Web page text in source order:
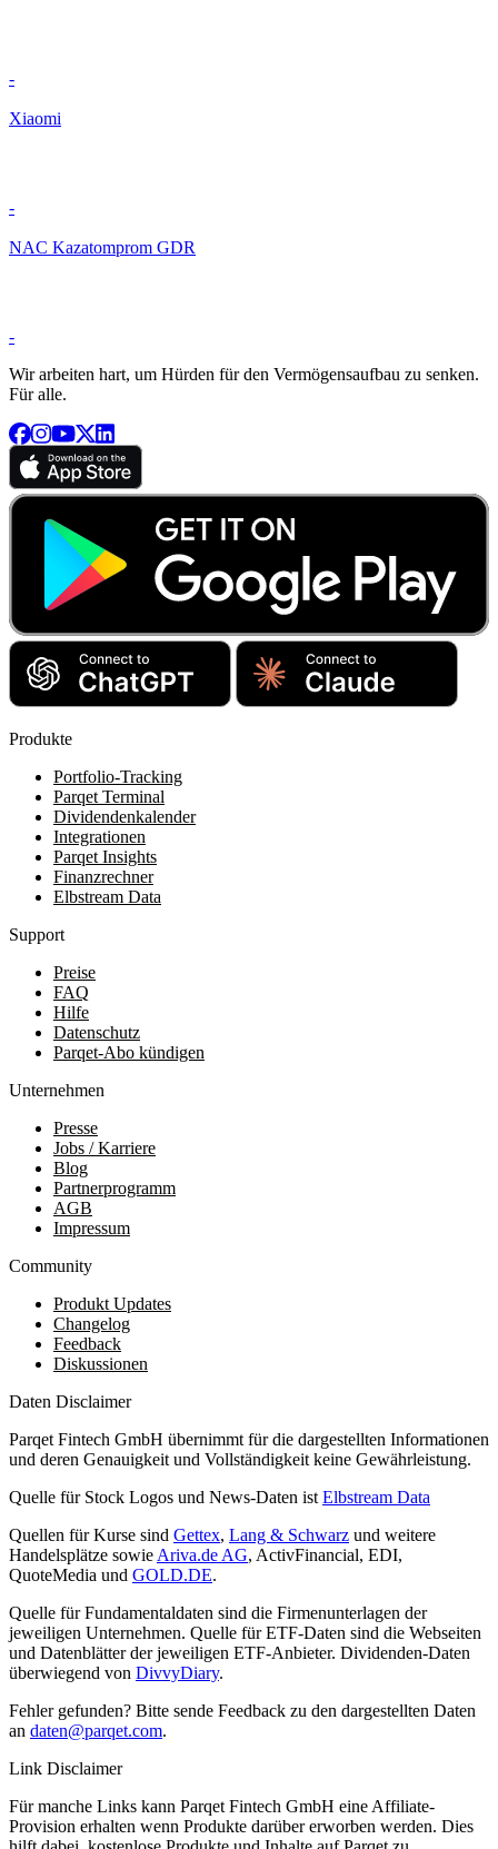
-
Xiaomi
-
NAC Kazatomprom GDR
-
Wir arbeiten hart, um Hürden für den Vermögensaufbau zu senken.
Für alle.
Produkte
Portfolio-Tracking
Parqet Terminal
Dividendenkalender
Integrationen
Parqet Insights
Finanzrechner
Elbstream Data
Support
Preise
FAQ
Hilfe
Datenschutz
Parqet-Abo kündigen
Unternehmen
Presse
Jobs / Karriere
Blog
Partnerprogramm
AGB
Impressum
Community
Produkt Updates
Changelog
Feedback
Diskussionen
Daten Disclaimer
Parqet Fintech GmbH übernimmt für die dargestellten Informationen
und deren Genauigkeit und Vollständigkeit keine Gewährleistung.
Quelle für Stock Logos und News-Daten ist Elbstream Data
Quellen für Kurse sind Gettex, Lang & Schwarz und weitere
Handelsplätze sowie Ariva.de AG, ActivFinancial, EDI,
QuoteMedia und GOLD.DE.
Quelle für Fundamentaldaten sind die Firmenunterlagen der
jeweiligen Unternehmen. Quelle für ETF-Daten sind die Webseiten
und Datenblätter der jeweiligen ETF-Anbieter. Dividenden-Daten
überwiegend von DivvyDiary.
Fehler gefunden? Bitte sende Feedback zu den dargestellten Daten
an daten@parqet.com.
Link Disclaimer
Für manche Links kann Parqet Fintech GmbH eine Affiliate-
Provision erhalten wenn Produkte darüber erworben werden. Dies